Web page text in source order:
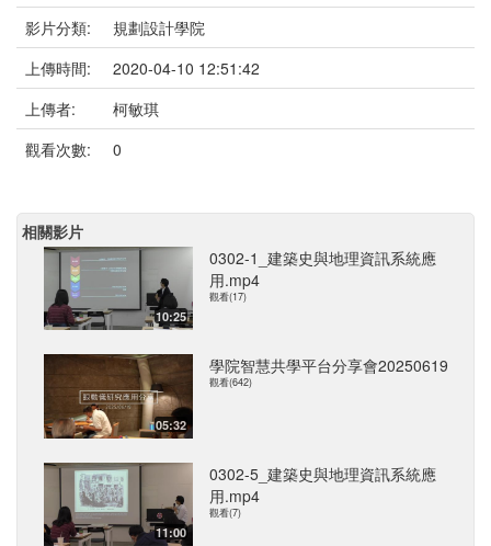
影片分類:
規劃設計學院
上傳時間:
2020-04-10 12:51:42
上傳者:
柯敏琪
觀看次數:
0
相關影片
10:25
0302-1_建築史與地理資訊系統應
用.mp4
觀看(17)
05:32
學院智慧共學平台分享會20250619
觀看(642)
11:00
0302-5_建築史與地理資訊系統應
用.mp4
觀看(7)